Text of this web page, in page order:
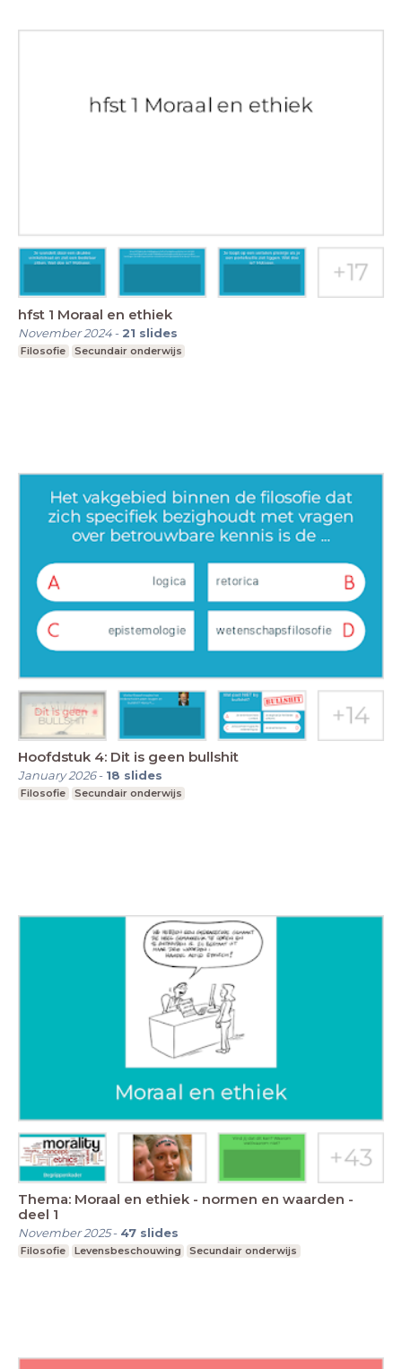
hfst 1 Moraal en ethiek
November 2024- 21 slides
Filosofie Secundair onderwijs
Hoofdstuk 4: Dit is geen bullshit
January 2026- 18 slides
Filosofie Secundair onderwijs
Thema: Moraal en ethiek - normen en waarden -
deel 1
November 2025- 47 slides
Filosofie Levensbeschouwing Secundair onderwijs